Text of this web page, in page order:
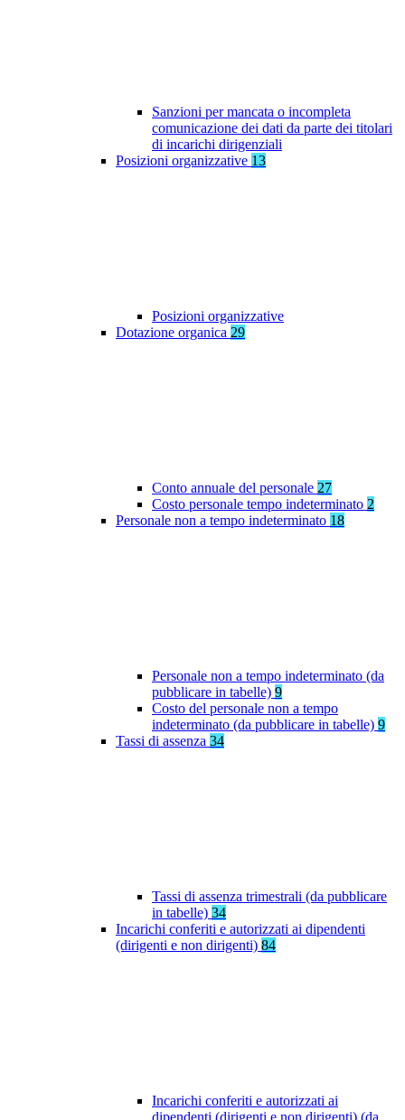
Sanzioni per mancata o incompleta
comunicazione dei dati da parte dei titolari
di incarichi dirigenziali
Posizioni organizzative 13
Posizioni organizzative
Dotazione organica 29
Conto annuale del personale 27
Costo personale tempo indeterminato 2
Personale non a tempo indeterminato 18
Personale non a tempo indeterminato (da
pubblicare in tabelle) 9
Costo del personale non a tempo
indeterminato (da pubblicare in tabelle) 9
Tassi di assenza 34
Tassi di assenza trimestrali (da pubblicare
in tabelle) 34
Incarichi conferiti e autorizzati ai dipendenti
(dirigenti e non dirigenti) 84
Incarichi conferiti e autorizzati ai